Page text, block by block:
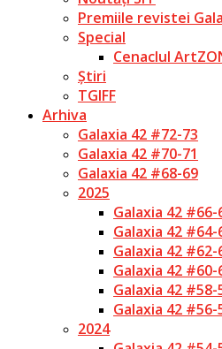
Premiile revistei
Special
Cenaclul
Știri
TGIFF
Arhiva
Galaxia 42 #72-73
Galaxia 42 #70-71
Galaxia 42 #68-69
2025
Galaxia 42 #66-
Galaxia 42 #64-
Galaxia 42 #62-
Galaxia 42 #60-
Galaxia 42 #58-
Galaxia 42 #56-
2024